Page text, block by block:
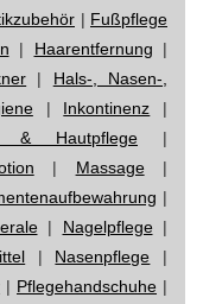
| Fußpflege
| Haarentfernung |
| Hals-, Nasen-,
| Inkontinenz |
& Hautpflege |
| Massage|
|
| Nagelpflege|
| Nasenpflege |
| Pflegehandschuhe |